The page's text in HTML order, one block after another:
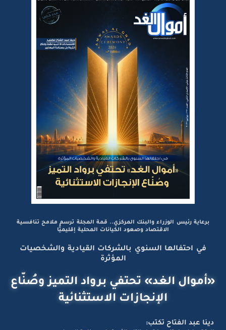
برعاية رئيس الوزراء والبنك المركزي.. قمة المجلة ترسم ملامح تنافسية
الاقتصاد وصعود الكيانات المحلية إقليميًّا
في احتفالها السنوي بالشركات القيادية والشخصيات
المؤثرة
«أموال الغد» تحتفي برواد التميز وصُنّاع
الإنجازات الاستثنائية